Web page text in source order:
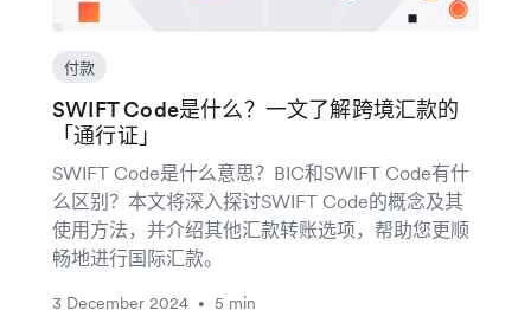
付款
SWIFT Code是什么？一文了解跨境汇款的
「通行证」
SWIFT Code是什么意思？BIC和SWIFT Code有什
么区别？本文将深入探讨SWIFT Code的概念及其
使用方法，并介绍其他汇款转账选项，帮助您更顺
畅地进行国际汇款。
3 December 2024 • 5 min